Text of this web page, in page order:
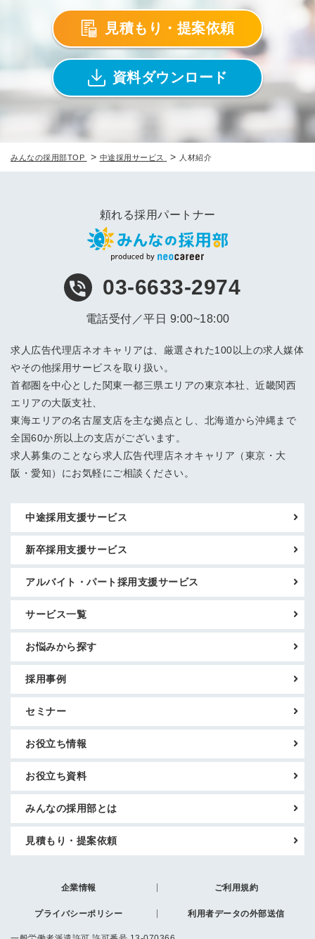
見積もり・提案依頼
資料ダウンロード
みんなの採用部TOP > 中途採用サービス > 人材紹介
頼れる採用パートナー
03-6633-2974
電話受付／平日 9:00~18:00
求人広告代理店ネオキャリアは、厳選された100以上の求人媒体
やその他採用サービスを取り扱い。
首都圏を中心とした関東一都三県エリアの東京本社、近畿関西
エリアの大阪支社、
東海エリアの名古屋支店を主な拠点とし、北海道から沖縄まで
全国60か所以上の支店がございます。
求人募集のことなら求人広告代理店ネオキャリア（東京・大
阪・愛知）にお気軽にご相談ください。
中途採用支援サービス
新卒採用支援サービス
アルバイト・パート採用支援サービス
サービス一覧
お悩みから探す
採用事例
セミナー
お役立ち情報
お役立ち資料
みんなの採用部とは
見積もり・提案依頼
企業情報 ご利用規約
プライバシーポリシー 利用者データの外部送信